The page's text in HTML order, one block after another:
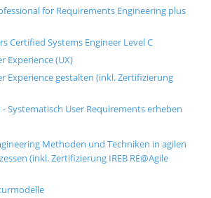
for Requirements Engineering plus
Certified Systems Engineer Level C
Experience (UX)
Experience gestalten (inkl. Zertifizierung
Systematisch User Requirements erheben
Methoden und Techniken in agilen
(inkl. Zertifizierung IREB RE@Agile